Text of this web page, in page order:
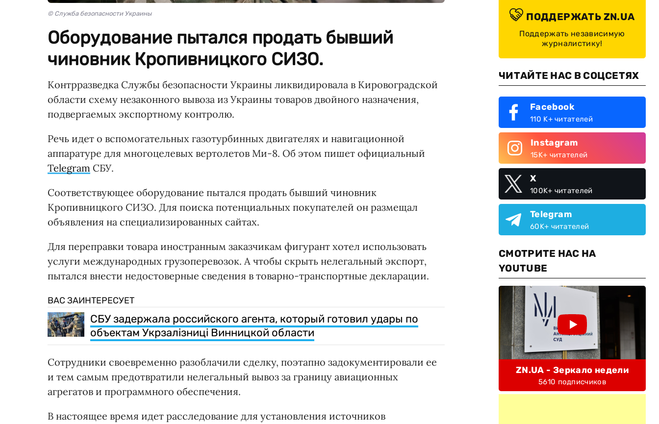
© Служба безопасности Украины
Оборудование пытался продать бывший
чиновник Кропивницкого СИЗО.
Контрразведка Службы безопасности Украины ликвидировала в Кировоградской
области схему незаконного вывоза из Украины товаров двойного назначения,
подвергаемых экспортному контролю.
Речь идет о вспомогательных газотурбинных двигателях и навигационной
аппаратуре для многоцелевых вертолетов Ми-8. Об этом пишет официальный
Telegram СБУ.
Соответствующее оборудование пытался продать бывший чиновник
Кропивницкого СИЗО. Для поиска потенциальных покупателей он размещал
объявления на специализированных сайтах.
Для переправки товара иностранным заказчикам фигурант хотел использовать
услуги международных грузоперевозок. А чтобы скрыть нелегальный экспорт,
пытался внести недостоверные сведения в товарно-транспортные декларации.
ВАС ЗАИНТЕРЕСУЕТ
СБУ задержала российского агента, который готовил удары по
объектам Укрзалізниці Винницкой области
Сотрудники своевременно разоблачили сделку, поэтапно задокументировали ее
и тем самым предотвратили нелегальный вывоз за границу авиационных
агрегатов и программного обеспечения.
В настоящее время идет расследование для установления источников
ПОДДЕРЖАТЬ ZN.UA
Поддержать независимую
журналистику!
ЧИТАЙТЕ НАС В СОЦСЕТЯХ
Facebook
110 K+ читателей
Instagram
15K+ читателей
X
100K+ читателей
Telegram
60K+ читателей
СМОТРИТЕ НАС НА
YOUTUBE
ZN.UA - Зеркало недели
5610 подписчиков